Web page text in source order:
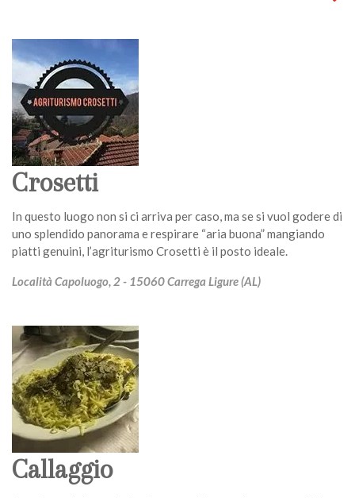
Crosetti
In questo luogo non si ci arriva per caso, ma se si vuol godere di
uno splendido panorama e respirare “aria buona” mangiando
piatti genuini, l’agriturismo Crosetti è il posto ideale.
Località Capoluogo, 2 - 15060 Carrega Ligure (AL)
Callaggio